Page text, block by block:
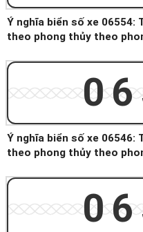
Ý nghĩa biển số xe 06554:
theo phong thủy theo
Ý nghĩa biển số xe 06546:
theo phong thủy theo